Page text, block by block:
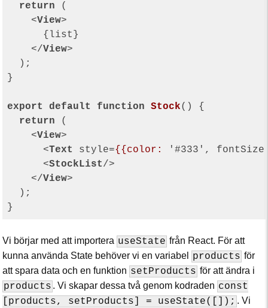
return (
<View>
      {list}
</View>
  );
}
export default function Stock( ) {
return (
<View>
<Text style={{color: '#333 ',
<StockList/>
</View>
  );
Vi börjar med att importera useState från React. För att
kunna använda State behöver vi en variabel
products för
att spara data och en funktion setProducts för att ändra i
products . Vi skapar dessa två genom kodraden const
[products, setProducts] = useState([]); . Vi